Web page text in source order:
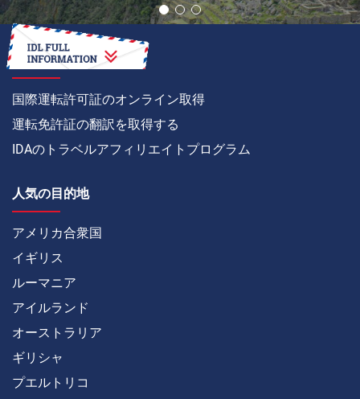
方法
国際運転許可証のオンライン取得
運転免許証の翻訳を取得する
IDAのトラベルアフィリエイトプログラム
人気の目的地
アメリカ合衆国
イギリス
ルーマニア
アイルランド
オーストラリア
ギリシャ
プエルトリコ